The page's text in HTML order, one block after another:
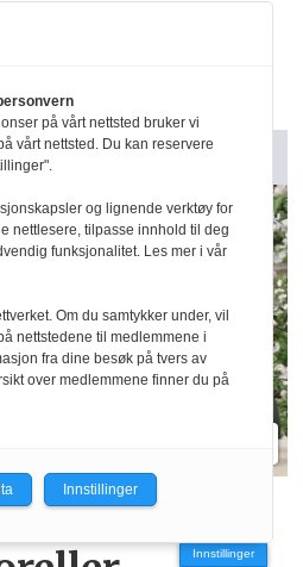
million­
75 dekar
kommentar
med
Innstillinger
på vårt nettsted bruker vi
vårt nettsted. Du kan reservere
og lignende verktøy for
nettlesere, tilpasse innhold til deg
funksjonalitet. Les mer i vår
Om du samtykker under, vil
nettstedene til medlemmene i
fra dine besøk på tvers av
over medlemmene finner du på
Innstillinger